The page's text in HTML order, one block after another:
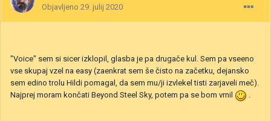
Objavljeno 29. julij 2020
"Voice" sem si sicer izklopil, glasba je pa drugače kul. Sem pa vseeno
vse skupaj vzel na easy (zaenkrat sem še čisto na začetku, dejansko
sem edino trolu Hildi pomagal, da sem mu/ji izvlekel tisti zarjaveli meč).
Najprej moram končati Beyond Steel Sky, potem pa se bom vrnil
.